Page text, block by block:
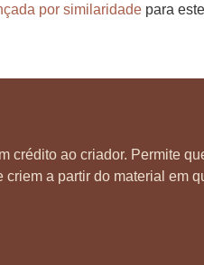
por similaridade para
crédito ao criador. Permite
a partir do material em